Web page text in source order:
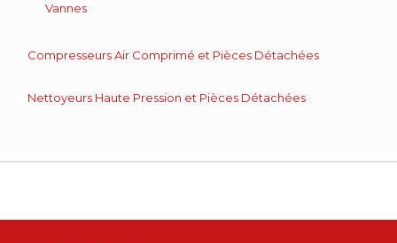
Vannes
Compresseurs Air Comprimé et Pièces Détachées
Nettoyeurs Haute Pression et Pièces Détachées